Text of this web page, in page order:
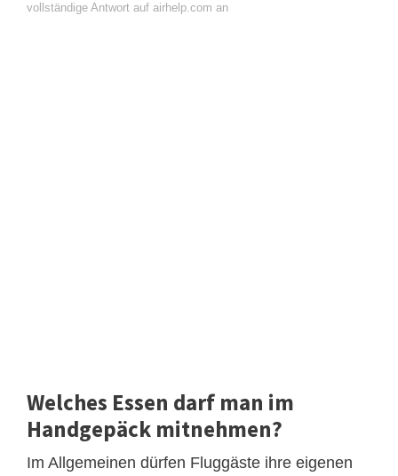
vollständige Antwort auf airhelp.com an
Welches Essen darf man im
Handgepäck mitnehmen?
Im Allgemeinen dürfen Fluggäste ihre eigenen